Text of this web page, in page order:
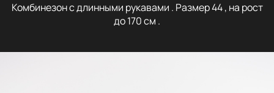
Комбинезон с длинными рукавами . Размер 44 , на рост
до 170 см .